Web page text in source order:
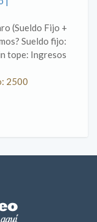
(Sueldo Fijo +
Sueldo fijo:
tope: Ingresos
2500